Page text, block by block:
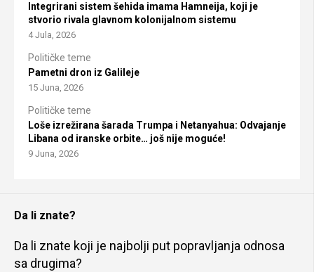
Integrirani sistem šehida imama Hamneija, koji je
stvorio rivala glavnom kolonijalnom sistemu
4 Jula, 2026
Političke teme
Pametni dron iz Galileje
15 Juna, 2026
Političke teme
Loše izrežirana šarada Trumpa i Netanyahua: Odvajanje
Libana od iranske orbite… još nije moguće!
9 Juna, 2026
Da li znate?
Da li znate koji je najbolji put popravljanja odnosa
sa drugima?